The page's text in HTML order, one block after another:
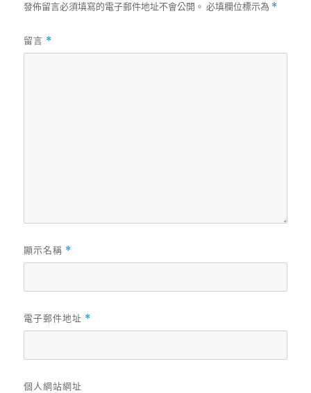
發佈留言必須填寫的電子郵件地址不會公開。 必填欄位標示為 *
留言 *
顯示名稱 *
電子郵件地址 *
個人網站網址